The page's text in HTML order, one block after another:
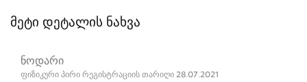
მეტი დეტალის ნახვა
ნოდარი
ფიზიკური პირი რეგისტრაციის თარიღი 28.07.2021